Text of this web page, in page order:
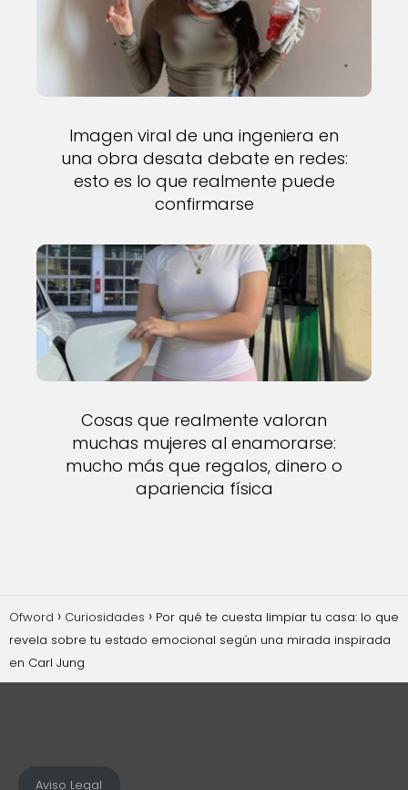
Imagen viral de una ingeniera en
una obra desata debate en redes:
esto es lo que realmente puede
confirmarse
Cosas que realmente valoran
muchas mujeres al enamorarse:
mucho más que regalos, dinero o
apariencia física
Ofword Curiosidades
Por qué te cuesta limpiar tu casa: lo que
revela sobre tu estado emocional según una mirada inspirada
en Carl Jung
Aviso Legal